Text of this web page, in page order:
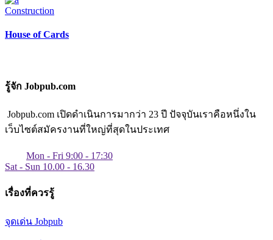
Construction
House of Cards
รู้จัก Jobpub.com
Jobpub.com เปิดดำเนินการมากว่า 23 ปี ปัจจุบันเราคือหนึ่งใน
เว็บไซต์สมัครงานที่ใหญ่ที่สุดในประเทศ
Mon - Fri 9:00 - 17:30
Sat - Sun 10.00 - 16.30
เรื่องที่ควรรู้
จุดเด่น Jobpub